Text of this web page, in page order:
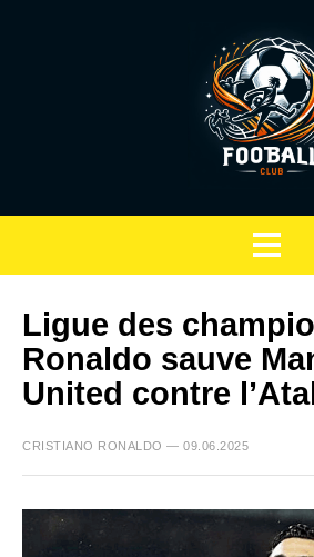
Ligue des
Ronaldo sauve
United contre
CRISTIANO RONALDO — 09.06.2025